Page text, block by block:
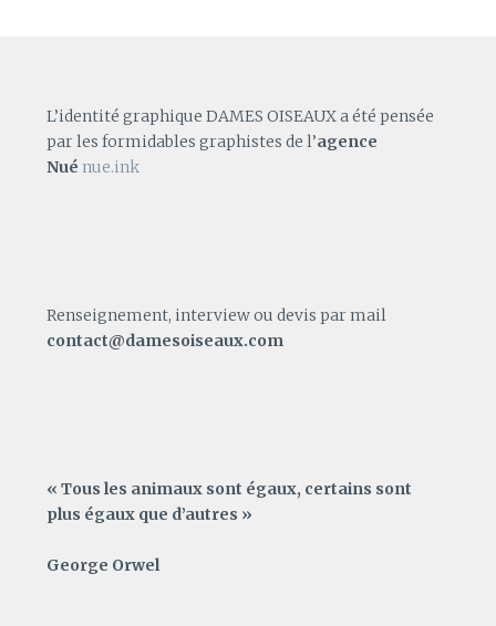
L’identité graphique DAMES OISEAUX a été pensée
par les formidables graphistes de l’agence
Nué nue.ink
Renseignement, interview ou devis par mail
contact@damesoiseaux.com
« Tous les animaux sont égaux, certains sont
plus égaux que d’autres »
George Orwel